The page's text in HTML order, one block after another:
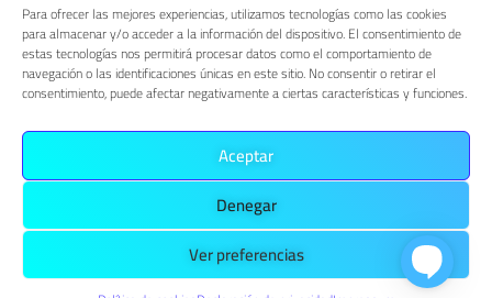
Para ofrecer las mejores experiencias, utilizamos tecnologías como las cookies
para almacenar y/o acceder a la información del dispositivo. El consentimiento de
estas tecnologías nos permitirá procesar datos como el comportamiento de
navegación o las identificaciones únicas en este sitio. No consentir o retirar el
consentimiento, puede afectar negativamente a ciertas características y funciones.
Aceptar
Denegar
Ver preferencias
PRIVACIDAD POLÍTICA DE COOKIES AVISO LEGAL